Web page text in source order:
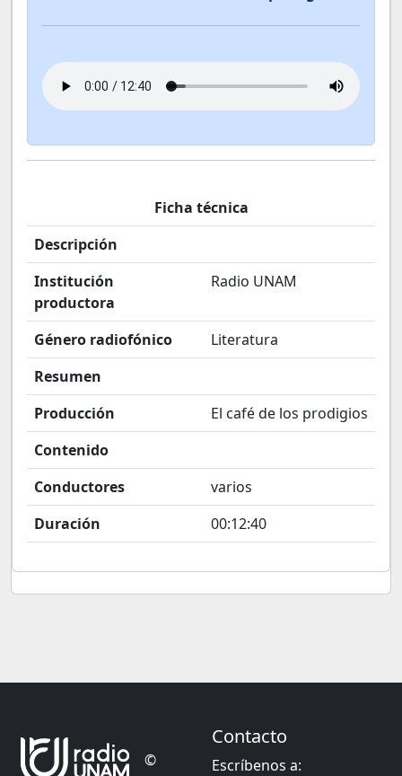
Ficha técnica
Descripción
Institución
productora
Radio UNAM
Género radiofónico
Literatura
Resumen
Producción
El café de los prodigios
Contenido
Conductores
varios
Duración
00:12:40
©
Contacto
Escríbenos a: